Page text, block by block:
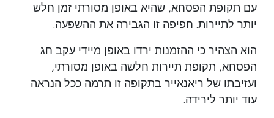
עם תקופת הפסחא, שהיא באופן מסורתי זמן חלש
יותר לתיירות. חפיפה זו הגבירה את ההשפעה.
הוא הצהיר כי ההזמנות ירדו באופן מיידי עקב חג
הפסחא, תקופת תיירות חלשה באופן מסורתי,
ועזיבתו של ריאנאייר בתקופה זו תרמה ככל הנראה
עוד יותר לירידה.